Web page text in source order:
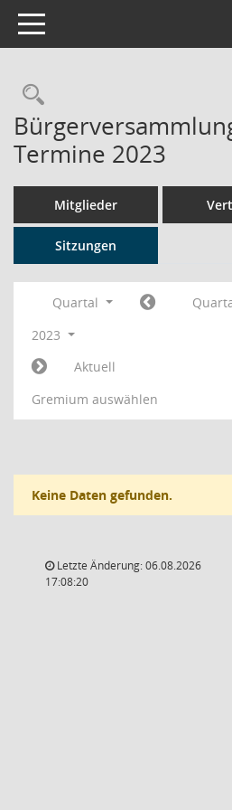
Toggle navigation
Rechercheauswahl
Termine 2023
Mitglieder
Sitzungen
Quartal
2023
Aktuell
Gremium auswählen
Keine Daten gefunden.
Letzte Änderung: 06.08.2026
17:08:20